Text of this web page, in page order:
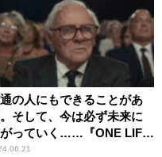
の人にもできることがあ
そして、今は必ず未来に
っていく……『ONE LIFE
が繋いだ6000の命』